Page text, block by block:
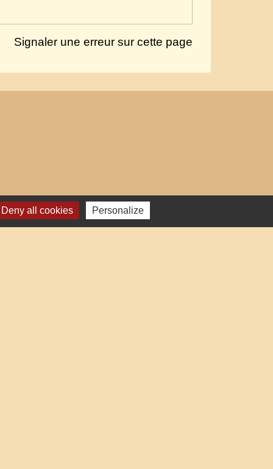
Signaler une erreur sur cette page
Deny all cookies Personalize